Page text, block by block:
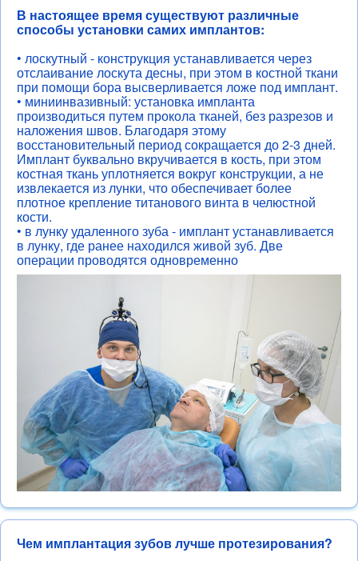
В настоящее время существуют различные
способы установки самих имплантов:
• лоскутный - конструкция устанавливается через
отслаивание лоскута десны, при этом в костной ткани
при помощи бора высверливается ложе под имплант.
• миниинвазивный: установка импланта
производиться путем прокола тканей, без разрезов и
наложения швов. Благодаря этому
восстановительный период сокращается до 2-3 дней.
Имплант буквально вкручивается в кость, при этом
костная ткань уплотняется вокруг конструкции, а не
извлекается из лунки, что обеспечивает более
плотное крепление титанового винта в челюстной
кости.
• в лунку удаленного зуба - имплант устанавливается
в лунку, где ранее находился живой зуб. Две
операции проводятся одновременно
Чем имплантация зубов лучше протезирования?